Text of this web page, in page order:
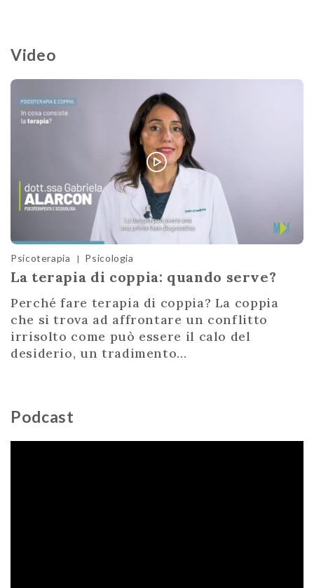
Video
Psicoterapia | Psicologia
La terapia di coppia: quando serve?
Perché fare terapia di coppia? La coppia
che si trova ad affrontare un conflitto
irrisolto come può essere il calo del
desiderio, un tradimento...
Podcast